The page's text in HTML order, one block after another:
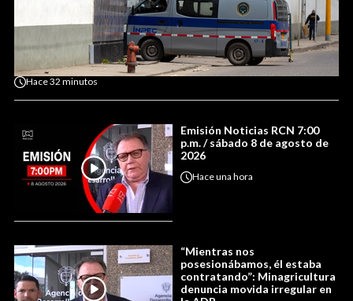
Hace32 minutos
Emisión Noticias RCN 7:00
p.m. / sábado 8 de agosto de
2026
Haceuna hora
“Mientras nos
posesionábamos, él estaba
contratando”: Minagricultura
denuncia movida irregular en